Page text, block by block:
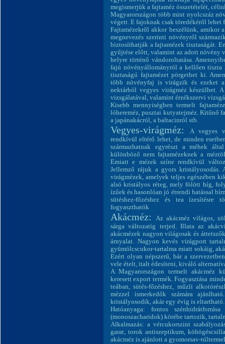
megismerjük a fajtaméz összetételét,
Magyarországon több mint nyolcszáz
végett. E fajoknak csak töredékéről lehet
Fajtamézekről akkor beszélünk, amikor
megnevezés szerinti növényről
biztosíthatják a fajtamézek tisztaságát.
gyűjtése előtt, valamint az adott növény
helyre történő vándoroltatása.
fajú növényállományról a kellően tiszta
tisztaságú fajtamézet pörgethet ki.
több növényfaj is virágzik és ezeket
nektárból vegyes virágméz készülhet.
vizsgálatával, valamint érzékszervi
Kisebb mennyiségben termelt
lóhereméz, pusztai kutyatejméz. Kitűnő
a japánakácról, a baltacinról stb.
Vegyes-virágméz:
A vegyes
rendkívül eltérő lehet, de minden
származhatnak egyrészt a méhek
különböző nem fajtamézeknek a
Emiatt e mézek színe rendkívül
Jellemző rájuk a gyors
virágmézek, amelyek teljes egészében
alsó kristályos réteg, mely fölött híg,
ízűek és hasonlóan jó étrendi hatással
sütéshez-főzéshez és tea ízesítésre
fogyaszthatók
Akácméz:
Az akácméz világos,
sárga változatig terjed. Illata az
akácmézek nagyon világosak és
árnyalat. Nagyon kevés virágport
gyümölcscukor-tartalma miatt sokáig,
Ezért olyan népszerű, bár a
vele ételt, italt édesíteni, kiváló
A Magyarországon termelt akácméz
keresett export termék. Fogyasztása
teában, sütés-főzéshez, műzli
mézzel ismerkedők számára
kristályosodik, akár egy évig is eltartható.
Hatóanyaga: fontos
(monoszacharidok) körébe tartozik,
Alkalmazás: a vércukorszint
garat, torok antiszeptikum,
akácméz is ajánlott a gyomorsav-